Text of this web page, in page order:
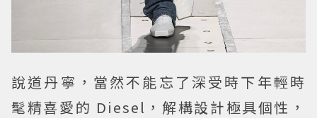
說道丹寧，當然不能忘了深受時下年輕時
髦精喜愛的 Diesel，解構設計極具個性，